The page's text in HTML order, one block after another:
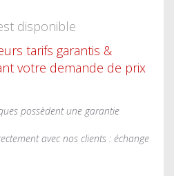
disponible
tarifs garantis &
votre demande de prix
possèdent une garantie
avec nos clients : échange